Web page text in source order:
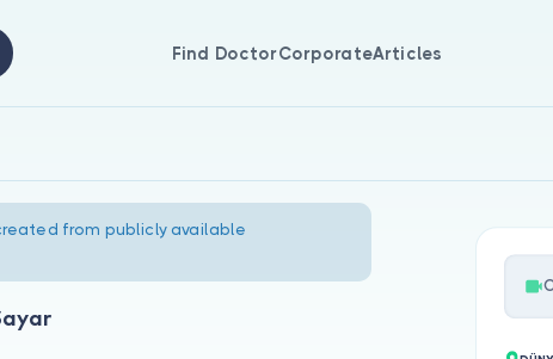
Find DoctorCorporateArticles
from publicly available